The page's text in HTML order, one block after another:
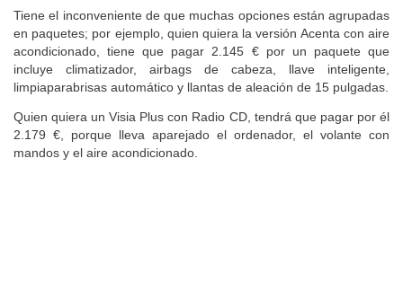
Tiene el inconveniente de que muchas opciones están agrupadas
en paquetes; por ejemplo, quien quiera la versión Acenta con aire
acondicionado, tiene que pagar 2.145 € por un paquete que
incluye climatizador, airbags de cabeza, llave inteligente,
limpiaparabrisas automático y llantas de aleación de 15 pulgadas.
Quien quiera un Visia Plus con Radio CD, tendrá que pagar por él
2.179 €, porque lleva aparejado el ordenador, el volante con
mandos y el aire acondicionado.